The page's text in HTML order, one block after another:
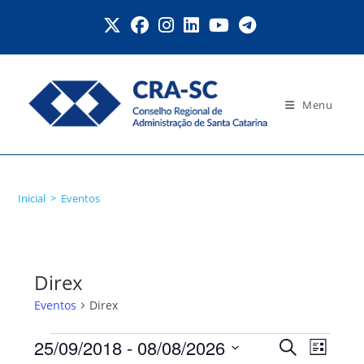
Menu
Inicial > Eventos
Direx
Eventos Direx
Eventos
P
P
N
L
25/09/2018 - 08/08/2026